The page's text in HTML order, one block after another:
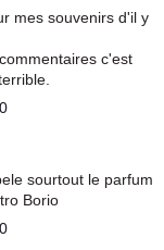
mes souvenirs d'il y
c'est
sourtout le parfum
Borio